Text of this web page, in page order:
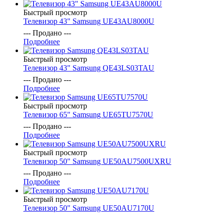
Быстрый просмотр
Телевизор 43" Samsung UE43AU8000U
--- Продано ---
Подробнее
Быстрый просмотр
Телевизор 43" Samsung QE43LS03TAU
--- Продано ---
Подробнее
Быстрый просмотр
Телевизор 65" Samsung UE65TU7570U
--- Продано ---
Подробнее
Быстрый просмотр
Телевизор 50" Samsung UE50AU7500UXRU
--- Продано ---
Подробнее
Быстрый просмотр
Телевизор 50" Samsung UE50AU7170U